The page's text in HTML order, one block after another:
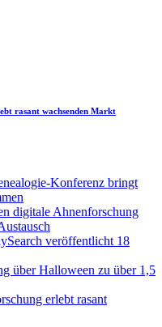
rasant wachsenden Markt
Konferenz bringt
digitale Ahnenforschung
veröffentlicht 18
über Halloween zu über 1,5
erlebt rasant